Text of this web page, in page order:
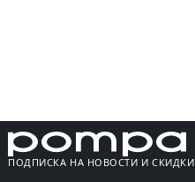
ПОДПИСКА НА НОВОСТИ И СКИДКИ